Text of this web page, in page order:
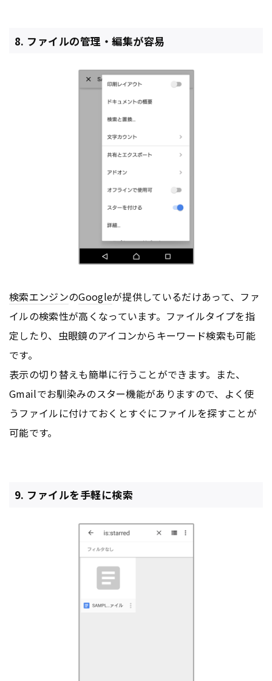
8. ファイルの管理・編集が容易
検索エンジンのGoogleが提供しているだけあって、ファ
イルの検索性が高くなっています。ファイルタイプを指
定したり、虫眼鏡のアイコンからキーワード検索も可能
です。
表示の切り替えも簡単に行うことができます。また、
Gmailでお馴染みのスター機能がありますので、よく使
うファイルに付けておくとすぐにファイルを探すことが
可能です。
9. ファイルを手軽に検索